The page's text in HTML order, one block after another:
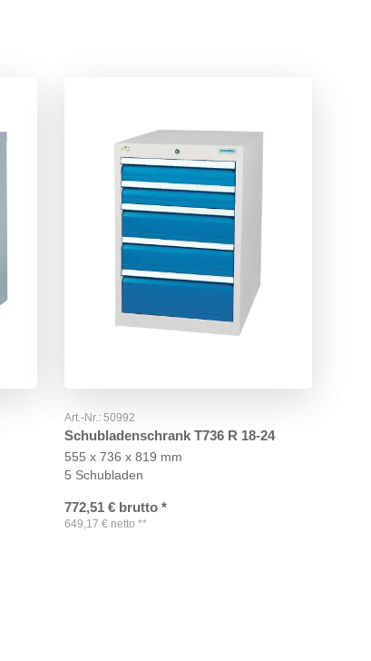
Art.-Nr.: 50992
Schubladenschrank T736 R 18-24
555 x 736 x 819 mm
5 Schubladen
772,51 € brutto *
649,17 € netto **